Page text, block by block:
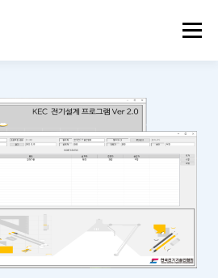
메뉴